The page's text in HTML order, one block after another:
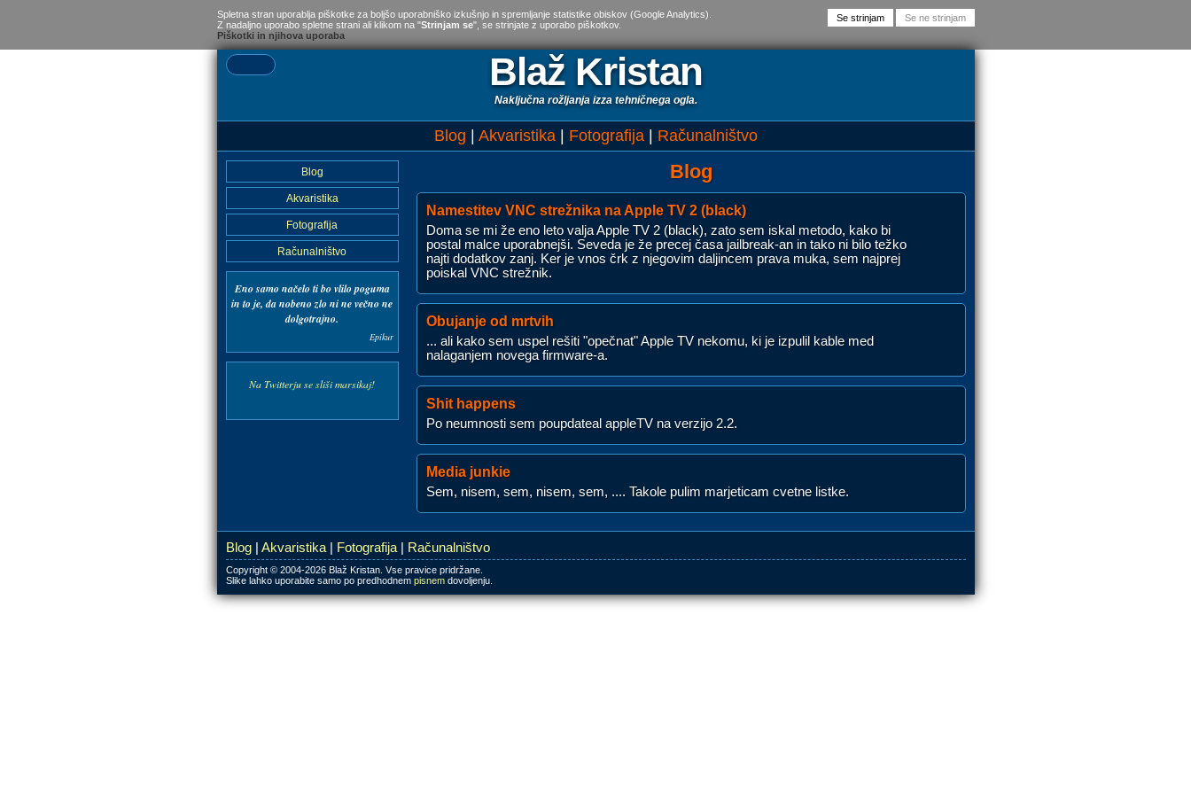
Spletna stran uporablja piškotke za boljšo uporabniško izkušnjo in spremljanje statistike obiskov (Google Analytics).
Z nadaljno uporabo spletne strani ali klikom na "Strinjam se", se strinjate z uporabo piškotkov.
Piškotki in njihova uporaba
Blaž Kristan
Naključna rožljanja izza tehničnega ogla.
Blog Akvaristika Fotografija Računalništvo
Blog
Namestitev VNC strežnika na Apple TV 2 (black)
Doma se mi že eno leto valja Apple TV 2 (black), zato sem iskal metodo, kako bi
postal malce uporabnejši. Seveda je že precej časa jailbreak-an in tako ni bilo težko
najti dodatkov zanj. Ker je vnos črk z njegovim daljincem prava muka, sem najprej
poiskal VNC strežnik.
Obujanje od mrtvih
... ali kako sem uspel rešiti "opečnat" Apple TV nekomu, ki je izpulil kable med
nalaganjem novega firmware-a.
Shit happens
Po neumnosti sem poupdateal appleTV na verzijo 2.2.
Media junkie
Sem, nisem, sem, nisem, sem, .... Takole pulim marjeticam cvetne listke.
Blog
Akvaristika
Fotografija
Računalništvo
Eno samo načelo ti bo vlilo poguma
in to je,da nobeno zlo ni ne večno ne
dolgotrajno.
Epikur
Na Twitterju se sliši marsikaj!
Blog Akvaristika Fotografija Računalništvo
Copyright © 2004-2026 Blaž Kristan. Vse pravice pridržane.
Slike lahko uporabite samo po predhodnem pisnemdovoljenju.